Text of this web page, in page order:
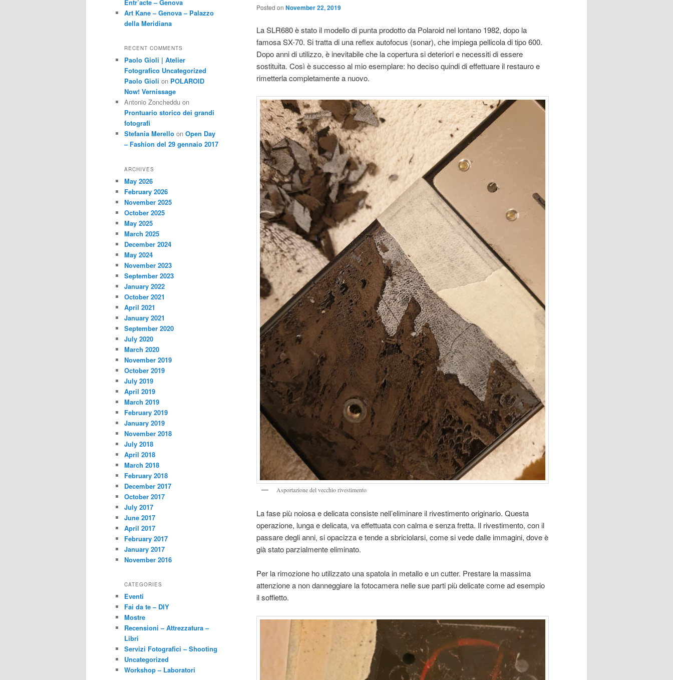
Posted on November 22, 2019
La SLR680 è stato il modello di punta prodotto da Polaroid nel lontano 1982, dopo la
famosa SX-70. Si tratta di una reflex autofocus (sonar), che impiega pellicola di tipo 600.
Dopo anni di utilizzo, è inevitabile che la copertura si deteriori e necessiti di essere
sostituita. Così è successo al mio esemplare: ho deciso quindi di effettuare il restauro e
rimetterla completamente a nuovo.
Asportazione del vecchio rivestimento
La fase più noiosa e delicata consiste nell’eliminare il rivestimento originario. Questa
operazione, lunga e delicata, va effettuata con calma e senza fretta. Il rivestimento, con il
passare degli anni, si opacizza e tende a sbriciolarsi, come si vede dalle immagini, dove è
già stato parzialmente eliminato.
Per la rimozione ho utilizzato una spatola in metallo e un cutter. Prestare la massima
attenzione a non danneggiare la fotocamera nelle sue parti più delicate come ad esempio
il soffietto.
Entr’acte – Genova
Art Kane – Genova – Palazzo
della Meridiana
RECENT COMMENTS
Paolo Gioli | Atelier
Fotografico Uncategorized
Paolo Gioli on POLAROID
Now! Vernissage
Antonio Zoncheddu on
Prontuario storico dei grandi
fotografi
Stefania Merello on Open Day
– Fashion del 29 gennaio 2017
ARCHIVES
May 2026
February 2026
November 2025
October 2025
May 2025
March 2025
December 2024
May 2024
November 2023
September 2023
January 2022
October 2021
April 2021
January 2021
September 2020
July 2020
March 2020
November 2019
October 2019
July 2019
April 2019
March 2019
February 2019
January 2019
November 2018
July 2018
April 2018
March 2018
February 2018
December 2017
October 2017
July 2017
June 2017
April 2017
February 2017
January 2017
November 2016
CATEGORIES
Eventi
Fai da te – DIY
Mostre
Recensioni – Attrezzatura –
Libri
Servizi Fotografici – Shooting
Uncategorized
Workshop – Laboratori